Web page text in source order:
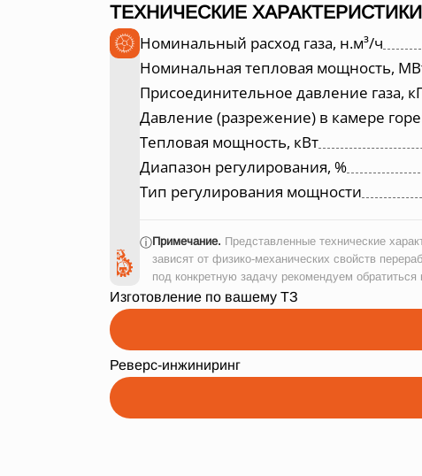
ТЕХНИЧЕСКИЕ
Номинальный расход газа, н.м³/ч
Номинальная тепловая мощность,
Присоединительное давление газа,
Давление (разрежение) в камере
Тепловая мощность, кВт
Диапазон регулирования, %
Тип регулирования мощности
ⓘПримечание. Представленные технические
зависят от физико-механических свойств
под конкретную задачу рекомендуем
Изготовление по вашему ТЗ
Реверс-инжиниринг